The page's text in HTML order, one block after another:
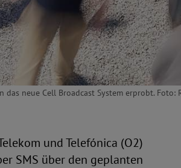
neue Cell Broadcast System erprobt. Foto:
und Telefónica (O2)
SMS über den geplanten